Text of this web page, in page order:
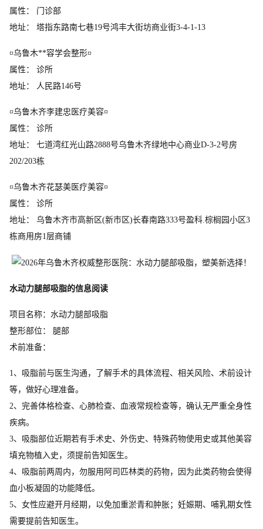
属性： 门诊部
地址： 塔指东路南七巷19号鸿丰大街坊商业街3-4-1-13
¤乌鲁木**容学会整形¤
属性： 诊所
地址： 人民路146号
¤乌鲁木齐李建忠医疗美容¤
属性： 诊所
地址： 七道湾红光山路2888号乌鲁木齐绿地中心商业D-3-2号房
202/203栋
¤乌鲁木齐花瑟美医疗美容¤
属性： 诊所
地址： 乌鲁木齐市高新区(新市区)长春南路333号盈科.棕榈园小区3
栋商用房1层商铺
水动力腿部吸脂的信息阅读
项目名称：水动力腿部吸脂
整形部位： 腿部
术前准备：
1、吸脂前与医生沟通，了解手术的具体流程、相关风险、术前设计
等，做好心理准备。
2、完善体格检查、心肺检查、血液常规检查等，确认无严重全身性
疾病。
3、吸脂部位近期若有手术史、外伤史、特殊药物使用史或其他美容
填充物植入史，须提前告知医生。
4、吸脂前两周内，勿服用阿司匹林类的药物，因为此类药物会使得
血小板凝固的功能降低。
5、女性应避开月经期，以免加重淤青和肿胀；妊娠期、哺乳期女性
需要提前告知医生。